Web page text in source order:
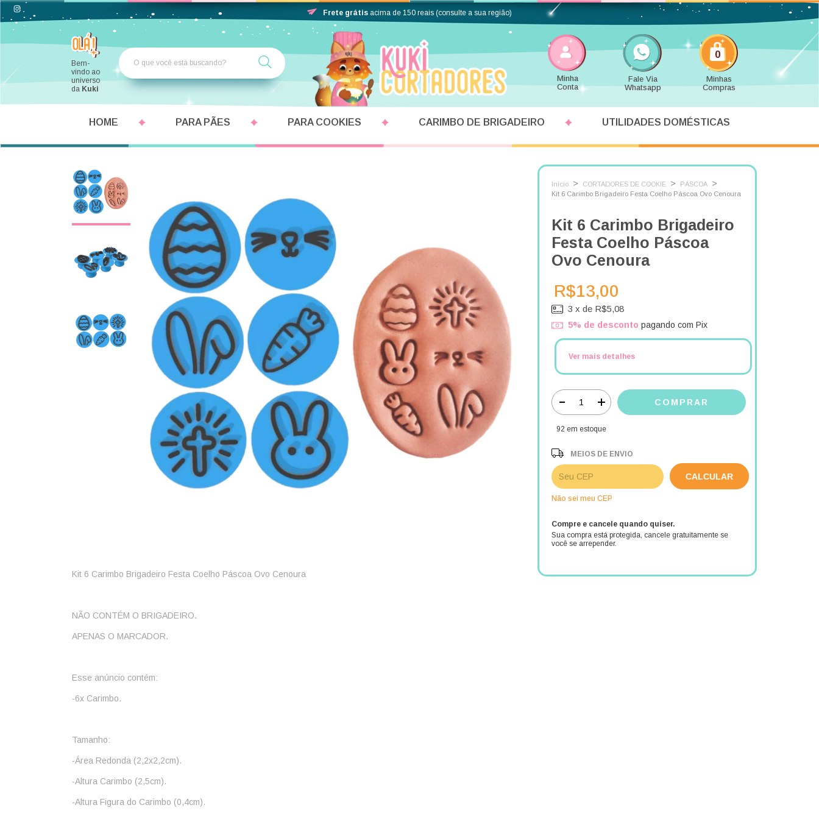
Frete grátis acima de 150 reais (consulte a sua região)
Bem-
vindo ao
universo
da Kuki
Minha
Conta
Fale Via
Whatsapp
Minhas
Compras
0
HOME PARA PÃES PARA COOKIES CARIMBO DE BRIGADEIRO UTILIDADES DOMÉSTICAS
Kit 6 Carimbo Brigadeiro Festa Coelho Páscoa Ovo Cenoura
NÃO CONTÉM O BRIGADEIRO.
APENAS O MARCADOR.
Esse anúncio contém:
-6x Carimbo.
Tamanho:
-Área Redonda (2,2x2,2cm).
-Altura Carimbo (2,5cm).
-Altura Figura do Carimbo (0,4cm).
Início > CORTADORES DE COOKIE > PÁSCOA >
Kit 6 Carimbo Brigadeiro Festa Coelho Páscoa Ovo Cenoura
Kit 6 Carimbo Brigadeiro
Festa Coelho Páscoa
Ovo Cenoura
R$13,00
3 x de R$5,08
5% de desconto pagando com Pix
Ver mais detalhes
92 em estoque
Entregas para o CEP: ALTERAR CEP
MEIOS DE ENVIO
CALCULAR
Não sei meu CEP
Compre e cancele quando quiser.
Sua compra está protegida, cancele gratuitamente se
você se arrepender.